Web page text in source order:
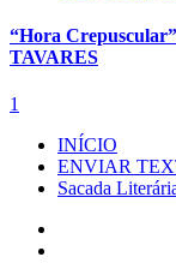
“Hora
TAVARES
1
INÍCIO
ENVIAR
Sacada